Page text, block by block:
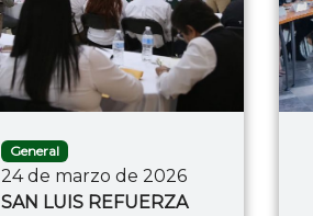
General
24 de marzo de 2026
SAN LUIS REFUERZA